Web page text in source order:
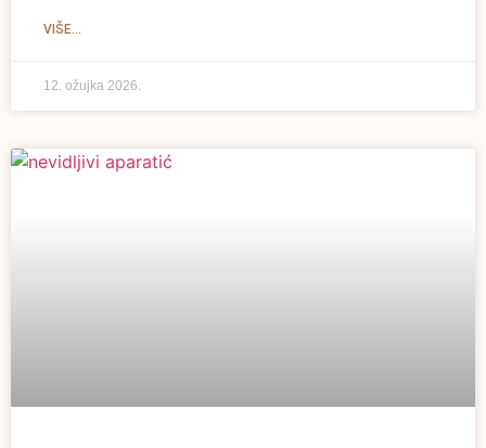
VIŠE...
12. ožujka 2026.